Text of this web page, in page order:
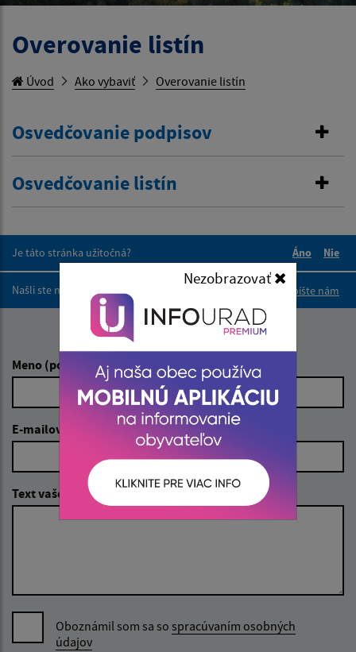
Nezobrazovať
Overovanie listín
Úvod Ako vybaviť Overovanie listín
Osvedčovanie podpisov
Osvedčovanie listín
Je táto stránka užitočná?
Áno
Nie
Našli ste na stránke chybu?
Napíšte nám
Meno (povinné)
E-mailová adresa (povinné)
Text vašej správy (povinné)
Oboznámil som sa so spracúvaním osobných
údajov